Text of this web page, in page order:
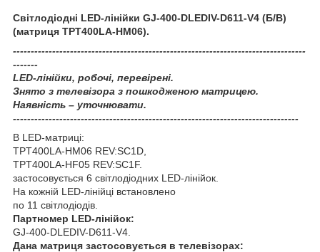
Світлодіодні LED-лінійки GJ-400-DLEDIV-D611-V4 (Б/В)
(матриця TPT400LA-HM06).
----------------------------------------------------------------------------------
-------
LED-лінійки, робочі, перевірені.
Знято з телевізора з пошкодженою матрицею.
Наявність – уточнювати.
--------------------------------------------------------------------------------
В LED-матриці:
TPT400LA-HM06 REV:SC1D,
TPT400LA-HF05 REV:SC1F.
застосовується 6 світлодіодних LED-лінійок.
На кожній LED-лінійці встановлено
по 11 світлодіодів.
Партномер LED-лінійок:
GJ-400-DLEDIV-D611-V4.
Дана матриця застосовується в телевізорах: